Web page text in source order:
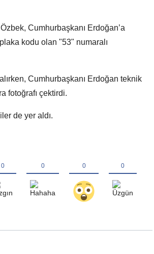
Cumhurbaşkanı Erdoğan’a
kodu olan "53" numaralı
Cumhurbaşkanı Erdoğan teknik
fotoğrafı çektirdi.
de yer aldı.